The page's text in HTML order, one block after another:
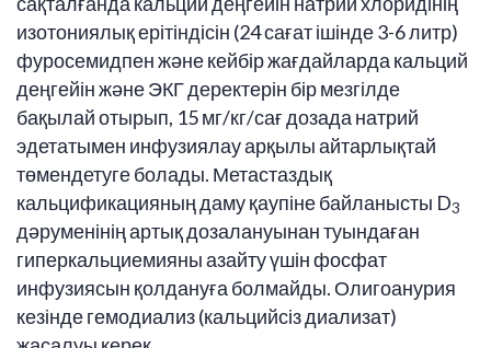
изотониялық ерітіндісін (24 сағат ішінде 3-6 литр)
фуросемидпен және кейбір жағдайларда кальций
деңгейін және ЭКГ деректерін бір мезгілде
бақылай отырып, 15 мг/кг/сағ дозада натрий
эдетатымен инфузиялау арқылы айтарлықтай
төмендетуге болады. Метастаздық
кальцификацияның даму қаупіне байланысты D3
дәруменінің артық дозалануынан туындаған
гиперкальциемияны азайту үшін фосфат
инфузиясын қолдануға болмайды. Олигоанурия
кезінде гемодиализ (кальцийсіз диализат)